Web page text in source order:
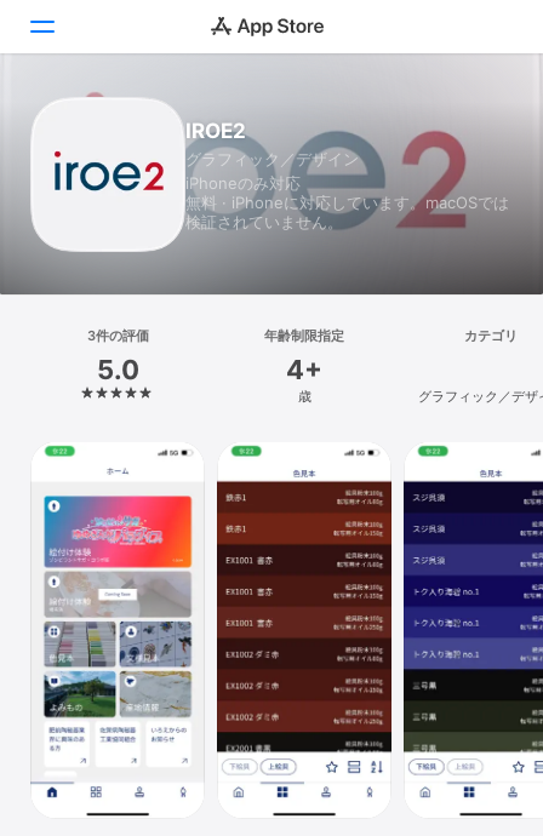
ゲーム
検索
プラットフォーム
iPhone
Vision
Watch
TV
IROE2
グラフィック／デザイン
iPhoneのみ対応
無料 · iPhoneに対応しています。macOSでは
検証されていません。
3件の評価
5.0
年齢制限指定
4+
歳
カテゴリ
グラフィック／デザ